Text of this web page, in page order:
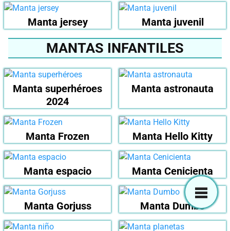
Manta jersey Manta juvenil
MANTAS INFANTILES
Manta superhéroes
2024
Manta astronauta
Manta Frozen Manta Hello Kitty
Manta espacio Manta Cenicienta
Manta Gorjuss Manta Dumbo